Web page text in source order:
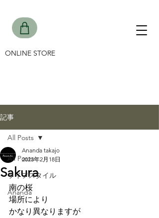
ONLINE STORE
記事
All Posts
ライフスタイル
Ananda
All Posts
Sakura
Ananda takajo
2023年2月18日
南の桜
場所により
かなり異なりますが